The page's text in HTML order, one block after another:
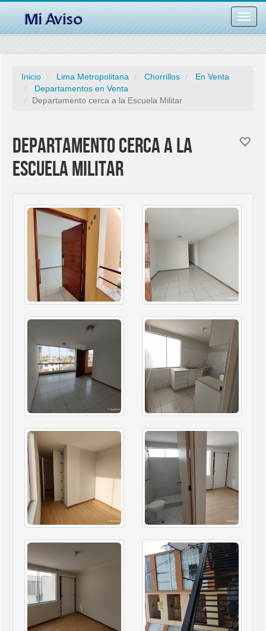
barra
Inicio Lima Metropolitana Chorrillos
En Venta
Departamentos en Venta
Departamento cerca a la Escuela Militar
Departamento cerca a la
Escuela Militar